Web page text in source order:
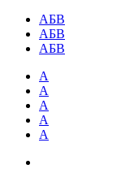
АБВ
АБВ
АБВ
А
А
А
А
А